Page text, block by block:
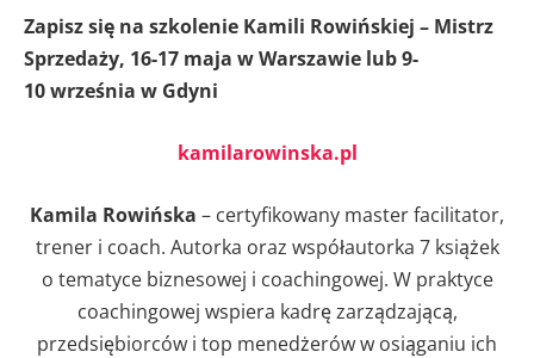
Zapisz się na szkolenie Kamili Rowińskiej – Mistrz
Sprzedaży, 16-17 maja w Warszawie lub 9-
10 września w Gdyni
kamilarowinska.pl
Kamila Rowińska – certyfikowany master facilitator,
trener i coach. Autorka oraz współautorka 7 książek
o tematyce biznesowej i coachingowej. W praktyce
coachingowej wspiera kadrę zarządzającą,
przedsiębiorców i top menedżerów w osiąganiu ich